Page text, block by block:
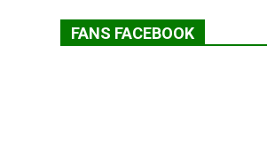
FANS FACEBOOK